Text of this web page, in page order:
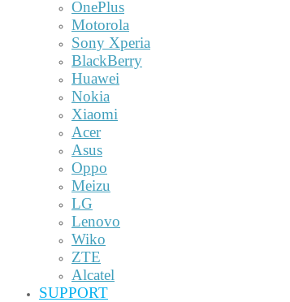
OnePlus
Motorola
Sony Xperia
BlackBerry
Huawei
Nokia
Xiaomi
Acer
Asus
Oppo
Meizu
LG
Lenovo
Wiko
ZTE
Alcatel
SUPPORT